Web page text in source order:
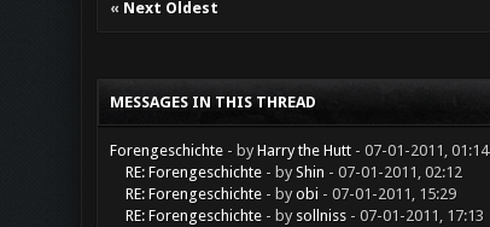
« Next Oldest
MESSAGES IN THIS THREAD
Forengeschichte - byHarry the Hutt- 07-01-2011, 01:14
RE: Forengeschichte - byShin - 07-01-2011, 02:12
RE: Forengeschichte - byobi- 07-01-2011, 15:29
RE: Forengeschichte - by sollniss- 07-01-2011, 17:13